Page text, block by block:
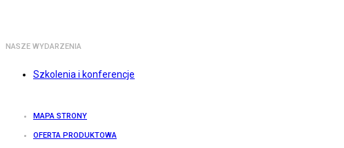
NASZE WYDARZENIA
Szkolenia i konferencje
MAPA STRONY
OFERTA PRODUKTOWA